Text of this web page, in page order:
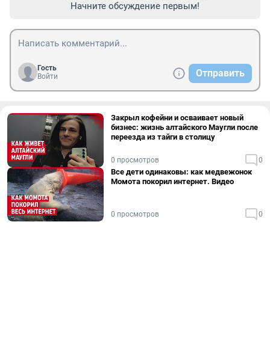
Начните обсуждение первым!
Гость
Войти
Отправить
Закрыл кофейни и осваивает новый
бизнес: жизнь алтайского Маугли после
переезда из тайги в столицу
0 просмотров 0
Все дети одинаковы: как медвежонок
Момота покорил интернет. Видео
0 просмотров 0